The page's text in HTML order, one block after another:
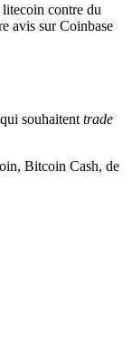
contre du
avis sur Coinbase
souhaitent trade
Bitcoin Cash, de